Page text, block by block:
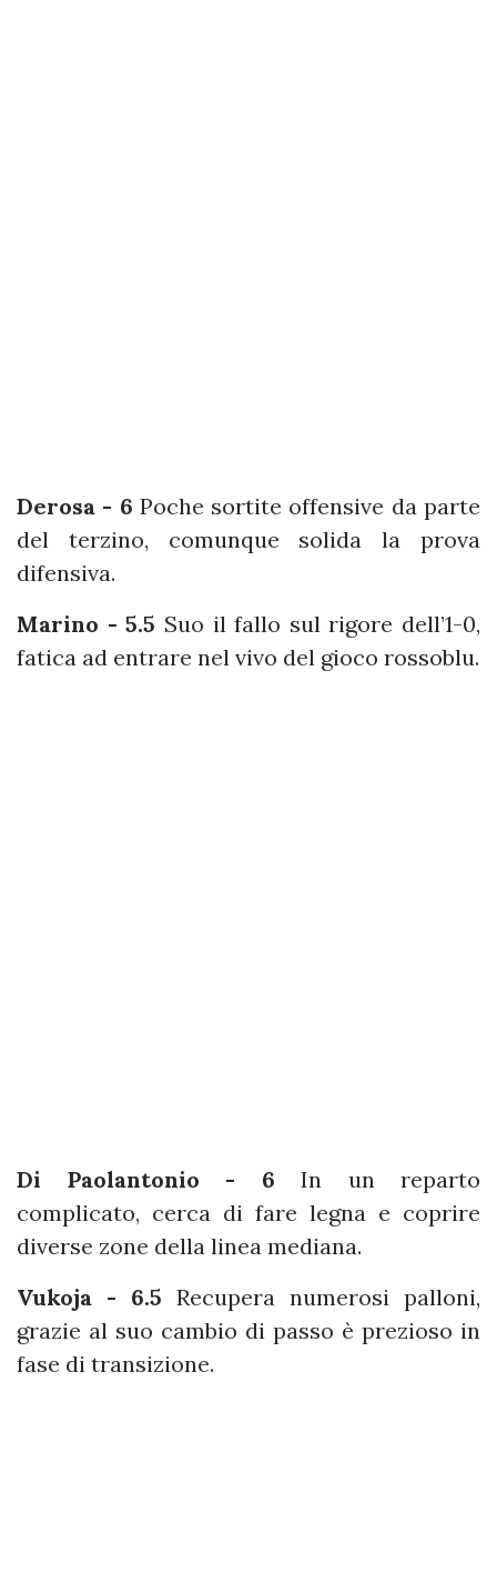
Derosa - 6 Poche sortite offensive da parte
del terzino, comunque solida la prova
difensiva.
Marino - 5.5 Suo il fallo sul rigore dell’1-0,
fatica ad entrare nel vivo del gioco rossoblu.
Di Paolantonio - 6 In un reparto
complicato, cerca di fare legna e coprire
diverse zone della linea mediana.
Vukoja - 6.5 Recupera numerosi palloni,
grazie al suo cambio di passo è prezioso in
fase di transizione.